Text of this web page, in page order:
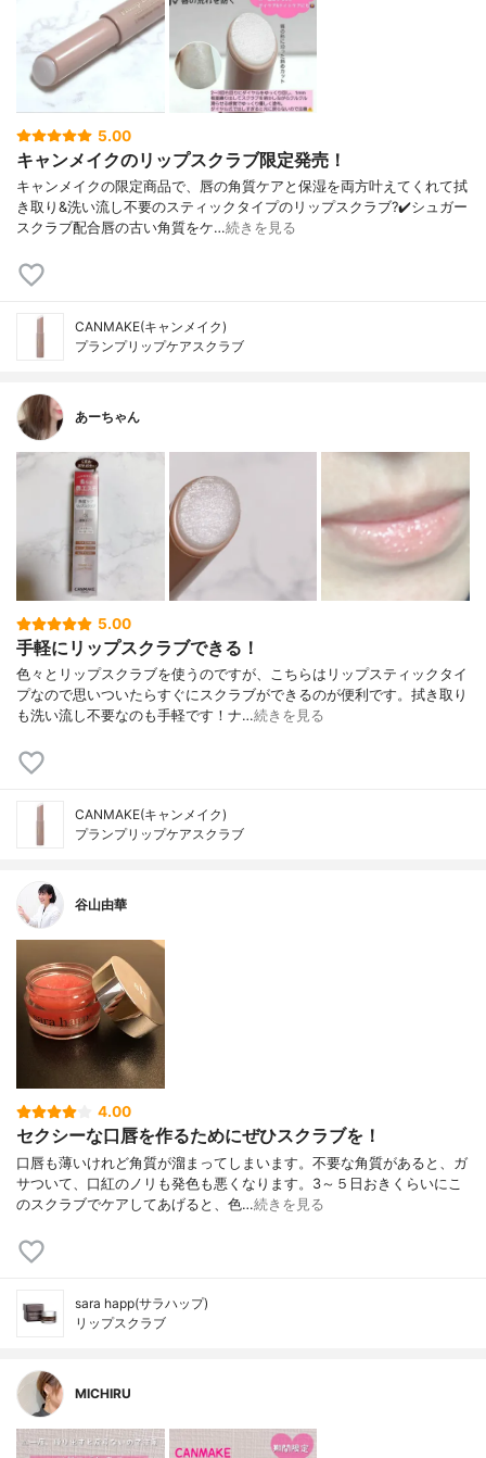
5.00
キャンメイクのリップスクラブ限定発売！
キャンメイクの限定商品で、唇の角質ケアと保湿を両方叶えてくれて拭
き取り&洗い流し不要のスティックタイプのリップスクラブ?✔️シュガー
スクラブ配合唇の古い角質をケ…続きを見る
CANMAKE(キャンメイク)
プランプリップケアスクラブ
あーちゃん
5.00
手軽にリップスクラブできる！
色々とリップスクラブを使うのですが、こちらはリップスティックタイ
プなので思いついたらすぐにスクラブができるのが便利です。拭き取り
も洗い流し不要なのも手軽です！ナ…続きを見る
CANMAKE(キャンメイク)
プランプリップケアスクラブ
谷山由華
4.00
セクシーな口唇を作るためにぜひスクラブを！
口唇も薄いけれど角質が溜まってしまいます。不要な角質があると、ガ
サついて、口紅のノリも発色も悪くなります。3～５日おきくらいにこ
のスクラブでケアしてあげると、色…続きを見る
sara happ(サラハップ)
リップスクラブ
MICHIRU